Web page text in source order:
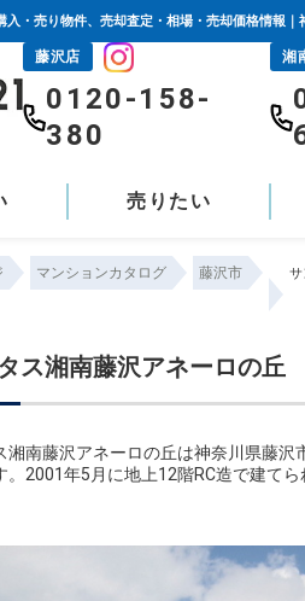
藤沢店
0120-158-
380
湘
売りたい
マンションカタログ 藤沢市 サ
ス湘南藤沢アネーロの丘
湘南藤沢アネーロの丘は神奈川県藤
。2001年5月に地上12階RC造で建てら